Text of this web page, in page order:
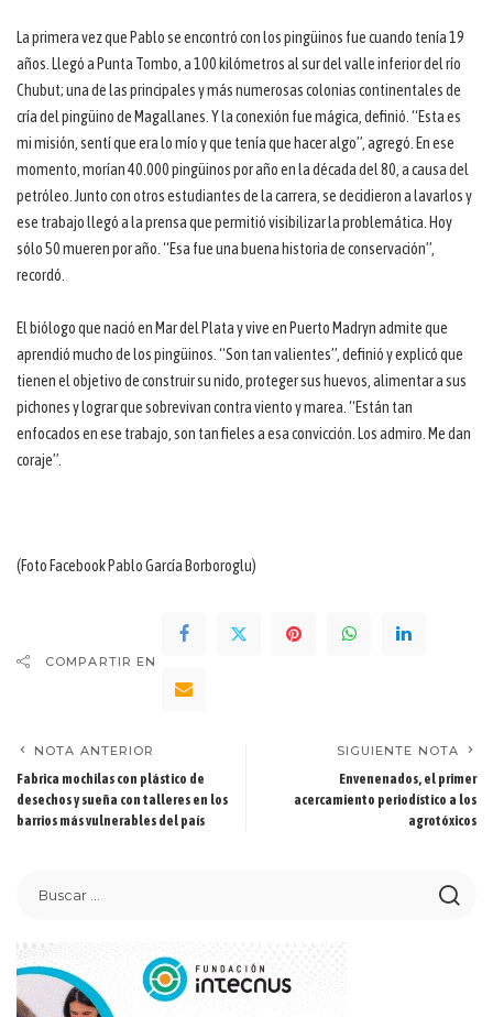
La primera vez que Pablo se encontró con los pingüinos fue cuando tenía 19
años. Llegó a Punta Tombo, a 100 kilómetros al sur del valle inferior del río
Chubut; una de las principales y más numerosas colonias continentales de
cría del pingüino de Magallanes. Y la conexión fue mágica, definió. “Esta es
mi misión, sentí que era lo mío y que tenía que hacer algo”, agregó. En ese
momento, morían 40.000 pingüinos por año en la década del 80, a causa del
petróleo. Junto con otros estudiantes de la carrera, se decidieron a lavarlos y
ese trabajo llegó a la prensa que permitió visibilizar la problemática. Hoy
sólo 50 mueren por año. “Esa fue una buena historia de conservación”,
recordó.
El biólogo que nació en Mar del Plata y vive en Puerto Madryn admite que
aprendió mucho de los pingüinos. “Son tan valientes”, definió y explicó que
tienen el objetivo de construir su nido, proteger sus huevos, alimentar a sus
pichones y lograr que sobrevivan contra viento y marea. “Están tan
enfocados en ese trabajo, son tan fieles a esa convicción. Los admiro. Me dan
coraje”.
(Foto Facebook Pablo García Borboroglu)
COMPARTIR EN
NOTA ANTERIOR
Fabrica mochilas con plástico de
desechos y sueña con talleres en los
barrios más vulnerables del país
SIGUIENTE NOTA
Envenenados, el primer
acercamiento periodístico a los
agrotóxicos